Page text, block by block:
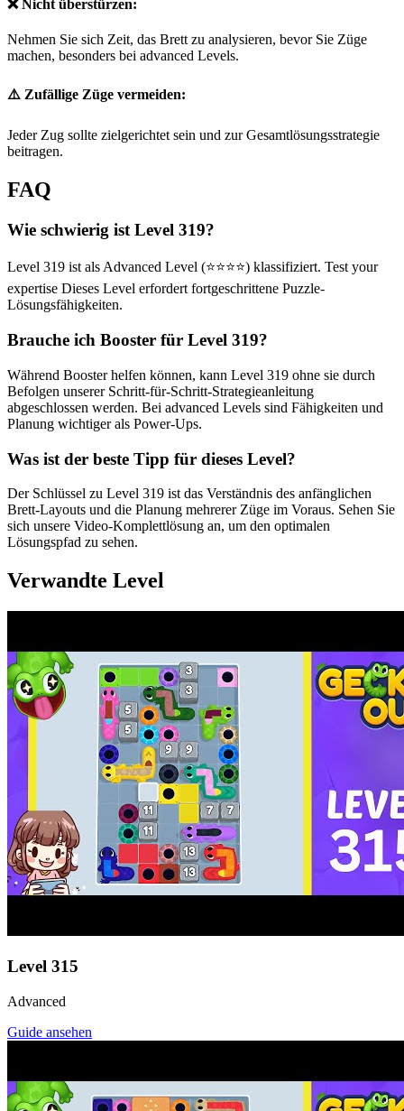
❌ Nicht überstürzen:
Nehmen Sie sich Zeit, das Brett zu analysieren, bevor Sie Züge
machen, besonders bei advanced Levels.
⚠️ Zufällige Züge vermeiden:
Jeder Zug sollte zielgerichtet sein und zur Gesamtlösungsstrategie
beitragen.
FAQ
Wie schwierig ist Level 319?
Level 319 ist als Advanced Level (⭐⭐⭐⭐) klassifiziert. Test your
expertise Dieses Level erfordert fortgeschrittene Puzzle-
Lösungsfähigkeiten.
Brauche ich Booster für Level 319?
Während Booster helfen können, kann Level 319 ohne sie durch
Befolgen unserer Schritt-für-Schritt-Strategieanleitung
abgeschlossen werden. Bei advanced Levels sind Fähigkeiten und
Planung wichtiger als Power-Ups.
Was ist der beste Tipp für dieses Level?
Der Schlüssel zu Level 319 ist das Verständnis des anfänglichen
Brett-Layouts und die Planung mehrerer Züge im Voraus. Sehen Sie
sich unsere Video-Komplettlösung an, um den optimalen
Lösungspfad zu sehen.
Verwandte Level
Level 315
Advanced
Guide ansehen